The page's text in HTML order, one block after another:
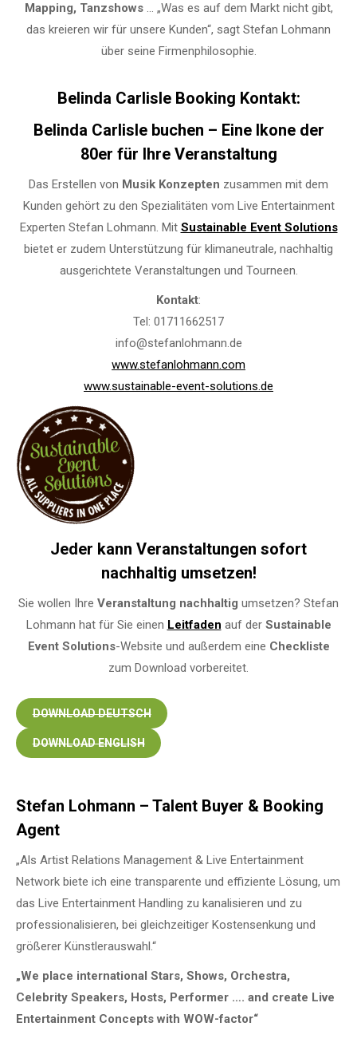
Mapping, Tanzshows … „Was es auf dem Markt nicht gibt,
das kreieren wir für unsere Kunden“, sagt Stefan Lohmann
über seine Firmenphilosophie.
Belinda Carlisle Booking Kontakt:
Belinda Carlisle buchen – Eine Ikone der
80er für Ihre Veranstaltung
Das Erstellen von Musik Konzepten zusammen mit dem
Kunden gehört zu den Spezialitäten vom Live Entertainment
Experten Stefan Lohmann. Mit Sustainable Event Solutions
bietet er zudem Unterstützung für klimaneutrale, nachhaltig
ausgerichtete Veranstaltungen und Tourneen.
Kontakt:
Tel: 01711662517
info@stefanlohmann.de
www.stefanlohmann.com
www.sustainable-event-solutions.de
Jeder kann Veranstaltungen sofort
nachhaltig umsetzen!
Sie wollen Ihre Veranstaltung nachhaltig umsetzen? Stefan
Lohmann hat für Sie einen Leitfaden auf der Sustainable
Event Solutions-Website und außerdem eine Checkliste
zum Download vorbereitet.
DOWNLOAD DEUTSCH
DOWNLOAD ENGLISH
Stefan Lohmann – Talent Buyer & Booking
Agent
„Als Artist Relations Management & Live Entertainment
Network biete ich eine transparente und effiziente Lösung, um
das Live Entertainment Handling zu kanalisieren und zu
professionalisieren, bei gleichzeitiger Kostensenkung und
größerer Künstlerauswahl.“
„We place international Stars, Shows, Orchestra,
Celebrity Speakers, Hosts, Performer …. and create Live
Entertainment Concepts with WOW-factor“